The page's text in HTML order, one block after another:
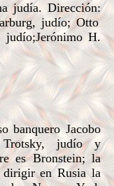
judía. Dirección:
judío; Otto
judío;Jerónimo H.
banquero Jacobo
judío y
es Bronstein; la
dirigir en Rusia la